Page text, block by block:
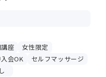
座
女性限定
会OK
セルフマッサージ